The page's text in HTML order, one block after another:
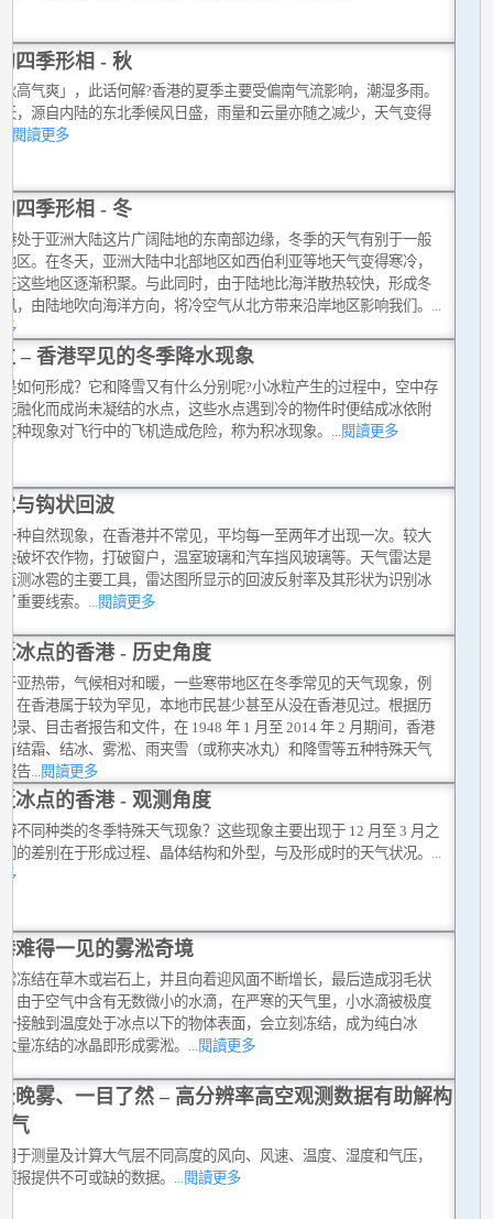
四季形相 - 秋
高气爽」，此话何解?香港的夏季主要受偏南气流影响，潮湿多雨。
，源自内陆的东北季候风日盛，雨量和云量亦随之减少，天气变得
...閱讀更多
四季形相 - 冬
处于亚洲大陆这片广阔陆地的东南部边缘，冬季的天气有别于一般
区。在冬天，亚洲大陆中北部地区如西伯利亚等地天气变得寒冷，
这些地区逐渐积聚。与此同时，由于陆地比海洋散热较快，形成冬
，由陆地吹向海洋方向，将冷空气从北方带来沿岸地区影响我们。
– 香港罕见的冬季降水现象
如何形成？它和降雪又有什么分别呢?小冰粒产生的过程中，空中存
融化而成尚未凝结的水点，这些水点遇到冷的物件时便结成冰依附
种现象对飞行中的飞机造成危险，称为积冰现象。 ...閱讀更多
与钩状回波
种自然现象，在香港并不常见，平均每一至两年才出现一次。较大
破坏农作物，打破窗户，温室玻璃和汽车挡风玻璃等。天气雷达是
测冰雹的主要工具，雷达图所显示的回波反射率及其形状为识别冰
重要线索。
...閱讀更多
冰点的香港 - 历史角度
亚热带，气候相对和暖，一些寒带地区在冬季常见的天气现象，例
在香港属于较为罕见，本地市民甚少甚至从没在香港见过。根据历
录、目击者报告和文件，在 1948 年 1 月至 2014 年 2 月期间，香港
结霜、结冰、雾淞、雨夹雪（或称夹冰丸）和降雪等五种特殊天气
告 ...閱讀更多
冰点的香港 - 观测角度
不同种类的冬季特殊天气现象？这些现象主要出现于 12 月至 3 月之
的差别在于形成过程、晶体结构和外型，与及形成时的天气状况。 ...
难得一见的雾淞奇境
冻结在草木或岩石上，并且向着迎风面不断增长，最后造成羽毛状
由于空气中含有无数微小的水滴，在严寒的天气里，小水滴被极度
接触到温度处于冰点以下的物体表面，会立刻冻结，成为纯白冰
量冻结的冰晶即形成雾淞。
...閱讀更多
晚雾、一目了然 – 高分辨率高空观测数据有助解构
气
于测量及计算大气层不同高度的风向、风速、温度、湿度和气压，
报提供不可或缺的数据。 ...閱讀更多